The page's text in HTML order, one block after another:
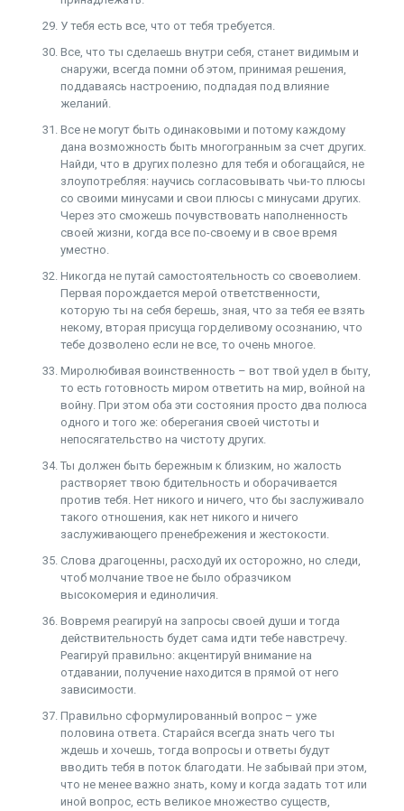
У тебя есть все, что от тебя требуется.
Все, что ты сделаешь внутри себя, станет видимым и
снаружи, всегда помни об этом, принимая решения,
поддаваясь настроению, подпадая под влияние
желаний.
Все не могут быть одинаковыми и потому каждому
дана возможность быть многогранным за счет других.
Найди, что в других полезно для тебя и обогащайся, не
злоупотребляя: научись согласовывать чьи-то плюсы
со своими минусами и свои плюсы с минусами других.
Через это сможешь почувствовать наполненность
своей жизни, когда все по-своему и в свое время
уместно.
Никогда не путай самостоятельность со своеволием.
Первая порождается мерой ответственности,
которую ты на себя берешь, зная, что за тебя ее взять
некому, вторая присуща горделивому осознанию, что
тебе дозволено если не все, то очень многое.
Миролюбивая воинственность – вот твой удел в быту,
то есть готовность миром ответить на мир, войной на
войну. При этом оба эти состояния просто два полюса
одного и того же: оберегания своей чистоты и
непосягательство на чистоту других.
Ты должен быть бережным к близким, но жалость
растворяет твою бдительность и оборачивается
против тебя. Нет никого и ничего, что бы заслуживало
такого отношения, как нет никого и ничего
заслуживающего пренебрежения и жестокости.
Слова драгоценны, расходуй их осторожно, но следи,
чтоб молчание твое не было образчиком
высокомерия и единоличия.
Вовремя реагируй на запросы своей души и тогда
действительность будет сама идти тебе навстречу.
Реагируй правильно: акцентируй внимание на
отдавании, получение находится в прямой от него
зависимости.
Правильно сформулированный вопрос – уже
половина ответа. Старайся всегда знать чего ты
ждешь и хочешь, тогда вопросы и ответы будут
вводить тебя в поток благодати. Не забывай при этом,
что не менее важно знать, кому и когда задать тот или
иной вопрос, есть великое множество существ,